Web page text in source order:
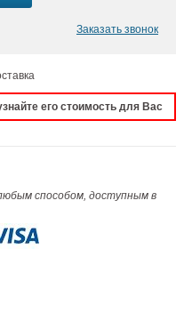
Заказать звонок
его стоимость для Вас
способом, доступным в